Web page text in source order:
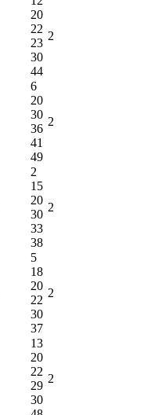
20
22
23
30
44
2
6
20
30
36
41
49
2
2
15
20
30
33
38
2
5
18
20
22
30
37
2
13
20
22
29
30
2